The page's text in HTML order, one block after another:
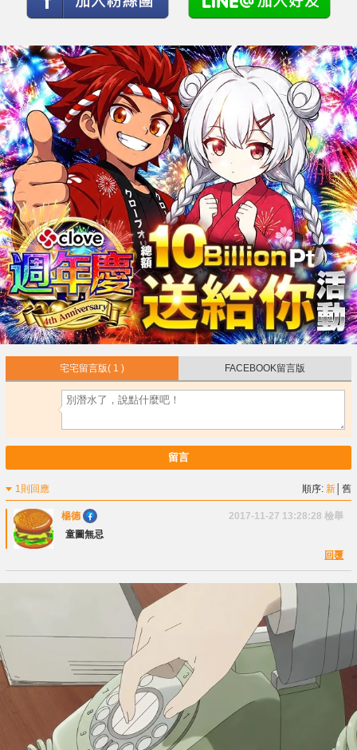
宅宅留言版( 1 ) FACEBOOK留言版
留言
1則回應 順序:新 │舊
楊德 2017-11-27 13:28:28 檢舉
童圖無忌
回覆